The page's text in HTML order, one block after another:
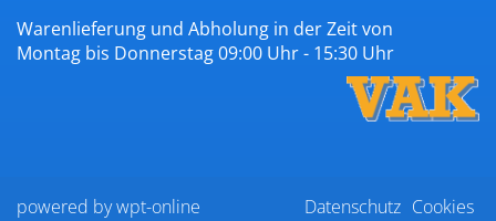
Warenlieferung und Abholung in der Zeit von
Montag bis Donnerstag 09:00 Uhr - 15:30 Uhr
powered by wpt-online Cookies
Datenschutz